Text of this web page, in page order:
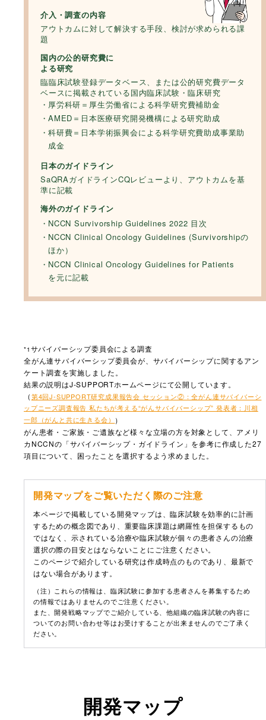
介入・調査の内容
アウトカムに対して解決する手段、検討が求められる課
題
国内の公的研究費に
よる研究
臨臨床試験登録データベース、または公的研究費データ
ベースに掲載されている国内臨床試験・臨床研究
厚労科研＝厚生労働省による科学研究費補助金
AMED＝日本医療研究開発機構による研究助成
科研費＝日本学術振興会による科学研究費助成事業助
成金
日本のガイドライン
SaQRAガイドラインCQレビューより、アウトカムを基
準に記載
海外のガイドライン
NCCN Survivorship Guidelines 2022 目次
NCCN Clinical Oncology Guidelines (Survivorshipの
ほか）
NCCN Clinical Oncology Guidelines for Patients
を元に記載
*1 サバイバーシップ委員会による調査
全がん連サバイバーシップ委員会が、サバイバーシップに関するアン
ケート調査を実施しました。
結果の説明はJ-SUPPORTホームページにて公開しています。
（第4回J-SUPPORT研究成果報告会 セッション②：全がん連サバイバーシ
ップニーズ調査報告 私たちが考える“がんサバイバーシップ” 発表者：川相
一郎（がんと共に生きる会） ）
がん患者・ご家族・ご遺族など様々な立場の方を対象として、アメリ
カNCCNの「サバイバーシップ・ガイドライン」を参考に作成した27
項目について、困ったことを選択するよう求めました。
開発マップをご覧いただく際のご注意
本ページで掲載している開発マップは、臨床試験を効率的に計画
するための概念図であり、重要臨床課題は網羅性を担保するもの
ではなく、示されている治療や臨床試験が個々の患者さんの治療
選択の際の目安とはならないことにご注意ください。
このページで紹介している研究は作成時点のものであり、最新で
はない場合があります。
（注）これらの情報は、臨床試験に参加する患者さんを募集するため
の情報ではありませんのでご注意ください。
また、開発戦略マップでご紹介している、他組織の臨床試験の内容に
ついてのお問い合わせ等はお受けすることが出来ませんのでご了承く
ださい。
開発マップ